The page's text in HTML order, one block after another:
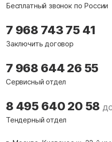
Бесплатный звонок по России
7 968 743 75 41
Заключить договор
7 968 644 26 55
Сервисный отдел
8 495 640 20 58
Тендерный отдел